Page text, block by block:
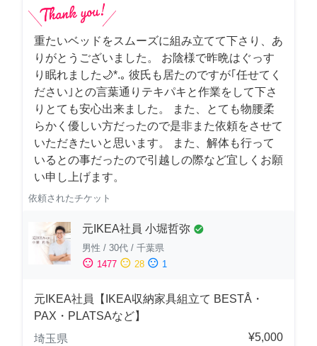
重たいベッドをスムーズに組み立てて下さり、あ
りがとうございました。 お陰様で昨晩はぐっす
り眠れました🌙*.｡ 彼氏も居たのですが｢任せてく
ださい｣との言葉通りテキパキと作業をして下さ
りとても安心出来ました。 また、とても物腰柔
らかく優しい方だったので是非また依頼をさせて
いただきたいと思います。 また、解体も行って
いるとの事だったので引越しの際など宜しくお願
い申し上げます。
依頼されたチケット
元IKEA社員 小堀哲弥 check_circle
男性 / 30代 / 千葉県
sentiment_satisfied 1477 sentiment_neutral 28 sentiment_dissatisfied 1
元IKEA社員【IKEA収納家具組立て BESTÅ・
PAX・PLATSAなど】
埼玉県
¥5,000